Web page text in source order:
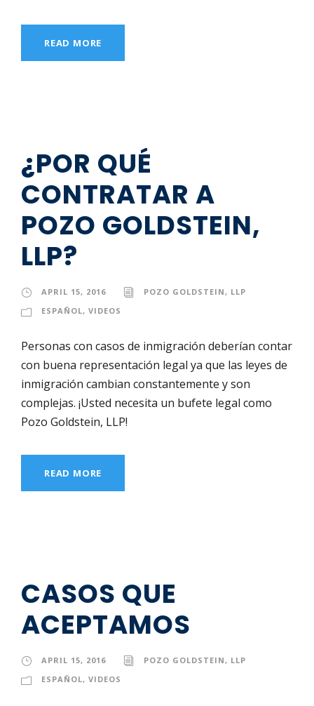
READ MORE
¿POR QUÉ
CONTRATAR A
POZO GOLDSTEIN,
LLP?
APRIL 15, 2016
POZO GOLDSTEIN, LLP
ESPAÑOL, VIDEOS
Personas con casos de inmigración deberían contar
con buena representación legal ya que las leyes de
inmigración cambian constantemente y son
complejas. ¡Usted necesita un bufete legal como
Pozo Goldstein, LLP!
READ MORE
CASOS QUE
ACEPTAMOS
APRIL 15, 2016
POZO GOLDSTEIN, LLP
ESPAÑOL, VIDEOS